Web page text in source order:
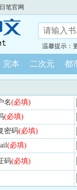
笔官网
温馨提示：
完本 二次元 都
名(必填)
(必填)
密码(必填)
(必填)
码(必填)